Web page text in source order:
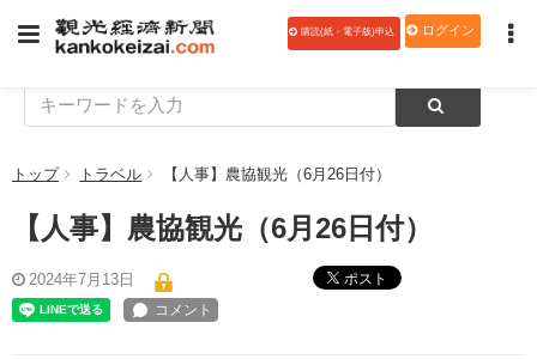
購読(紙・電子版)申込 ログイン
トップ トラベル 【人事】農協観光（6月26日付）
【人事】農協観光（6月26日付）
2024年7月13日 ポスト